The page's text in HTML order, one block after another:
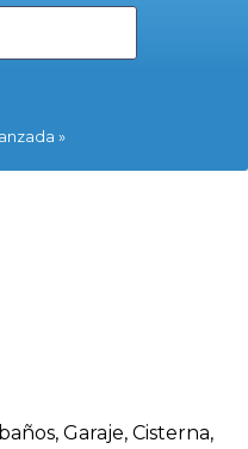
Garaje, Cisterna,